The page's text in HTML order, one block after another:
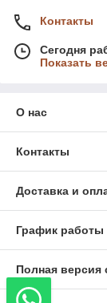
Контакты
Сегодня
Показать
О нас
Контакты
Доставка и
График работы
Полная версия